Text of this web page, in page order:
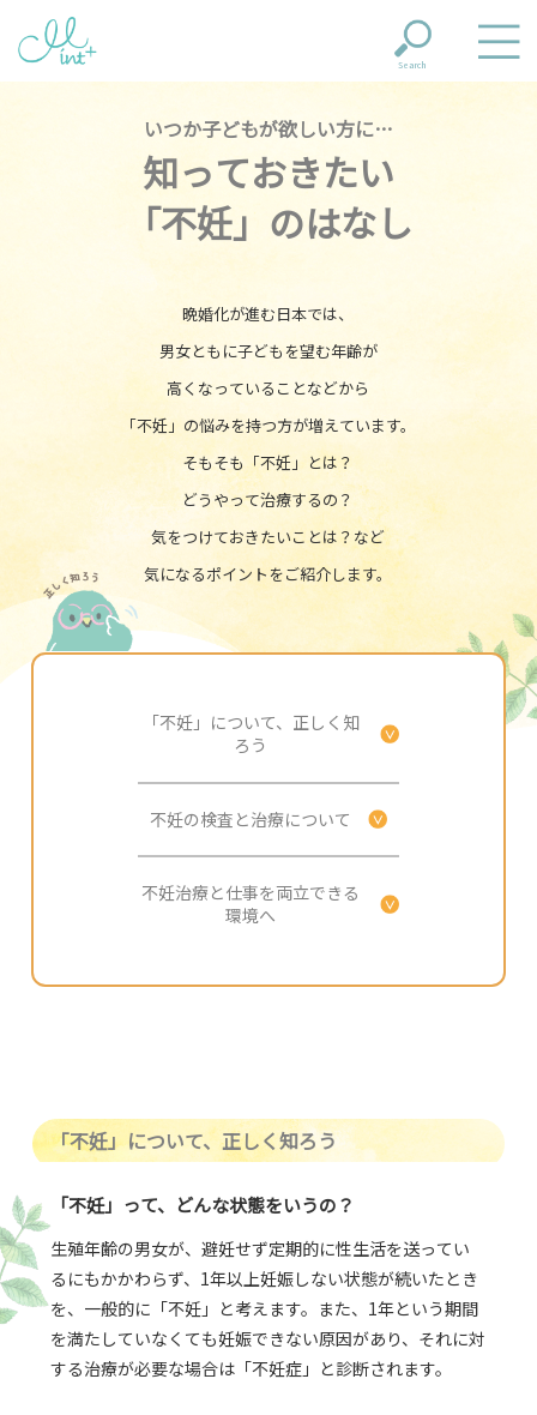
Search
いつか子どもが欲しい方に…
知っておきたい
「不妊」のはなし
晩婚化が進む日本では、
男女ともに子どもを望む年齢が
高くなっていることなどから
「不妊」の悩みを持つ方が増えています。
そもそも「不妊」とは？
どうやって治療するの？
気をつけておきたいことは？など
気になるポイントをご紹介します。
「不妊」について、正しく知
ろう
不妊の検査と治療について
不妊治療と仕事を両立できる
環境へ
「不妊」について、正しく知ろう
「不妊」って、どんな状態をいうの？
⽣殖年齢の男⼥が、避妊せず定期的に性生活を送ってい
るにもかかわらず、1年以上妊娠しない状態が続いたとき
を、一般的に「不妊」と考えます。また、1年という期間
を満たしていなくても妊娠できない原因があり、それに対
する治療が必要な場合は「不妊症」と診断されます。